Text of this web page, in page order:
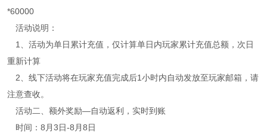
*60000
活动说明：
1、活动为单日累计充值，仅计算单日内玩家累计充值总额，次日
重新计算
2、线下活动将在玩家充值完成后1小时内自动发放至玩家邮箱，请
注意查收。
活动二、额外奖励—自动返利，实时到账
时间：8月3日-8月8日